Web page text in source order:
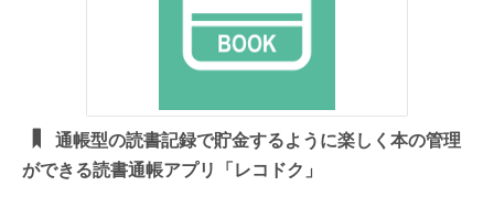
通帳型の読書記録で貯金するように楽しく本の管理
ができる読書通帳アプリ「レコドク」